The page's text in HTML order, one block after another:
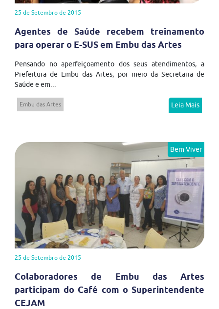
25 de Setembro de 2015
Agentes de Saúde recebem treinamento
para operar o E-SUS em Embu das Artes
Pensando no aperfeiçoamento dos seus atendimentos, a
Prefeitura de Embu das Artes, por meio da Secretaria de
Saúde e em...
Embu das Artes Leia Mais
Bem Viver
25 de Setembro de 2015
Colaboradores de Embu das Artes
participam do Café com o Superintendente
CEJAM